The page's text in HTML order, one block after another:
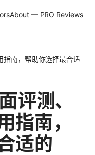
About — PRO Reviews
指南，帮助你选择最合适
评测、
指南，
适的